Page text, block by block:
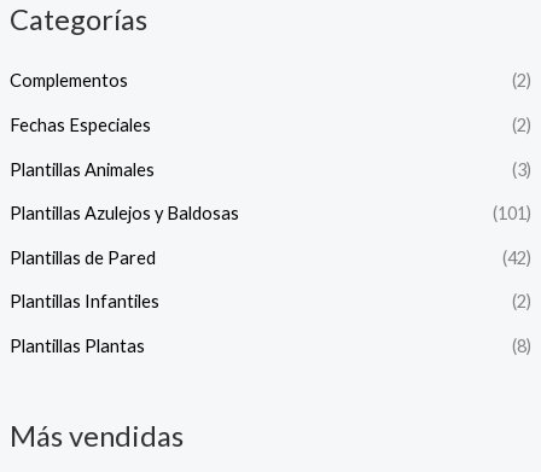
Categorías
Complementos (2)
Fechas Especiales (2)
Plantillas Animales (3)
Plantillas Azulejos y Baldosas (101)
Plantillas de Pared (42)
Plantillas Infantiles (2)
Plantillas Plantas (8)
Más vendidas